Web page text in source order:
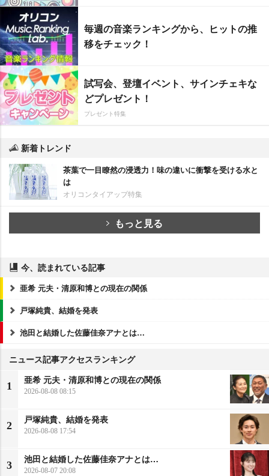
毎週の音楽ランキングから、ヒットの推
移をチェック！
試写会、登壇イベント、サインチェキな
どプレゼント！
プレゼント特集
新着トレンド
茶葉で一目瞭然の浸透力！味の違いに衝撃を受ける水と
は
オリコンタイアップ特集
もっと見る
今、読まれている記事
亜希 元夫・清原和博との現在の関係
戸塚純貴、結婚を発表
池田と結婚した佐藤佳奈アナとは…
ニュース記事アクセスランキング
1
亜希 元夫・清原和博との現在の関係
2026-08-08 08:15
2
戸塚純貴、結婚を発表
2026-08-08 17:54
3
池田と結婚した佐藤佳奈アナとは…
2026-08-07 20:08